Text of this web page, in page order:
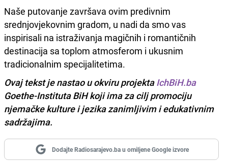
Naše putovanje završava ovim predivnim
srednjovjekovnim gradom, u nadi da smo vas
inspirisali na istraživanja magičnih i romantičnih
destinacija sa toplom atmosferom i ukusnim
tradicionalnim specijalitetima.
Ovaj tekst je nastao u okviru projektaIchBiH.ba
Goethe-Instituta BiH koji ima za cilj promociju
njemačke kulture i jezika zanimljivim i edukativnim
sadržajima.
Dodajte Radiosarajevo.ba u omiljene Google izvore